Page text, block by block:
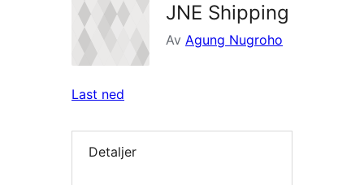
JNE Shipping
Av Agung Nugroho
Last ned
Detaljer